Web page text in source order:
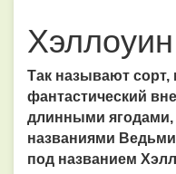
Так называют
фантастический
длинными ягодами,
названиями
под названием